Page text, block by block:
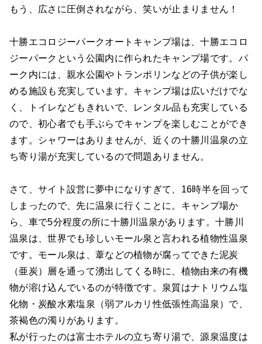
もう、広さに圧倒されながら、笑いが止まりません！
十勝エコロジーパークオートキャンプ場は、十勝エコロ
ジーパークという公園内に作られたキャンプ場です。パ
ーク内には、親水公園やトランポリンなどの子供が楽し
める施設も充実しています。キャンプ場は広いだけでな
く、トイレなどもきれいで、レンタル品も充実している
ので、初心者でも手ぶらでキャンプを楽しむことができ
ます。シャワーはありませんが、近くの十勝川温泉の立
ち寄り湯が充実しているので問題ありません。
さて、サイト設営に夢中になりすぎて、16時半を回って
しまったので、先に温泉に行くことに。キャンプ場か
ら、車で5分程度の所に十勝川温泉があります。十勝川
温泉は、世界でも珍しいモール泉と言われる植物性温泉
です。モール泉は、葦などの植物が腐ってできた泥炭
（亜炭）層を通って湧出してくる時に、植物由来の有機
物が溶け込んでいるのが特徴です。泉質はナトリウム塩
化物・炭酸水素塩泉（弱アルカリ性低張性高温泉）で、
茶褐色の濁りがあります。
私が行ったのは富士ホテルの立ち寄り湯で、源泉温度は